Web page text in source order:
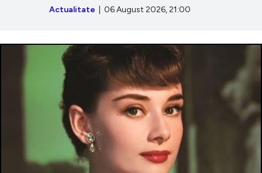
Actualitate | 06 August 2026, 21:00